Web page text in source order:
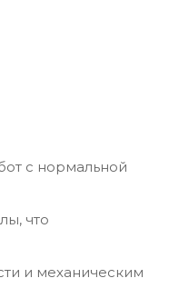
с нормальной
что
и механическим